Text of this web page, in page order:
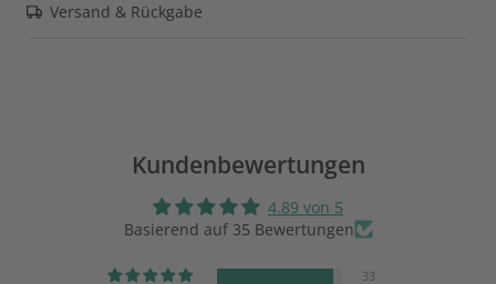
Versand & Rückgabe
Kundenbewertungen
4.89 von 5
Basierend auf 35 Bewertungen
33